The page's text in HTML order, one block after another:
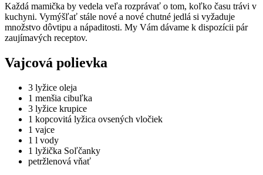
Každá mamička by vedela veľa rozprávať o tom, koľko času trávi v
kuchyni. Vymýšľať stále nové a nové chutné jedlá si vyžaduje
množstvo dôvtipu a nápaditosti. My Vám dávame k dispozícii pár
zaujímavých receptov.
Vajcová polievka
3 lyžice oleja
1 menšia cibuľka
3 lyžice krupice
1 kopcovitá lyžica ovsených vločiek
1 vajce
1 l vody
1 lyžička Soľčanky
petržlenová vňať